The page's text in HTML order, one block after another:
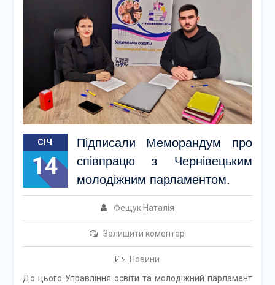
СІЧ
14
Підписали Меморандум про
співпрацю з Чернівецьким
молодіжним парламентом.
Фещук Наталія
Залишити коментар
Новини
До цього Управління освіти та молодіжний парламент